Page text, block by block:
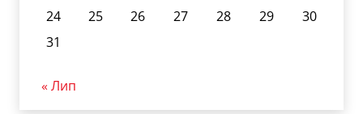
24
25 26 27 28 29
30
31
« Лип